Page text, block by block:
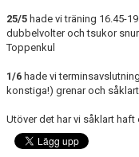
25/5 hade vi träning 16.45-
dubbelvolter och tsukor
Toppenkul
1/6 hade vi
konstiga!) grenar och
Utöver det har vi såklart